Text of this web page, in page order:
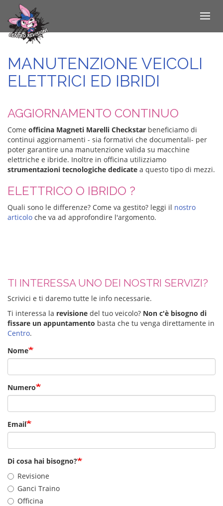
Salta
contenuto
principale
Toggle
MANUTENZIONE VEICOLI
ELETTRICI ED IBRIDI
AGGIORNAMENTO CONTINUO
Come officina Magneti Marelli Checkstar beneficiamo di
continui aggiornamenti - sia formativi che documentali- per
poter garantire una manutenzione valida su macchine
elettriche e ibride. Inoltre in officina utilizziamo
strumentazioni tecnologiche dedicate a questo tipo di mezzi.
ELETTRICO O IBRIDO ?
Quali sono le differenze? Come va gestito? leggi il nostro
articolo che va ad approfondire l'argomento.
TI INTERESSA UNO DEI NOSTRI SERVIZI?
Scrivici e ti daremo tutte le info necessarie.
Ti interessa la revisione del tuo veicolo? Non c'è bisogno di
fissare un appuntamento basta che tu venga direttamente in
Centro.
Nome
Numero
Email
Di cosa hai bisogno?
Revisione
Ganci Traino
Officina